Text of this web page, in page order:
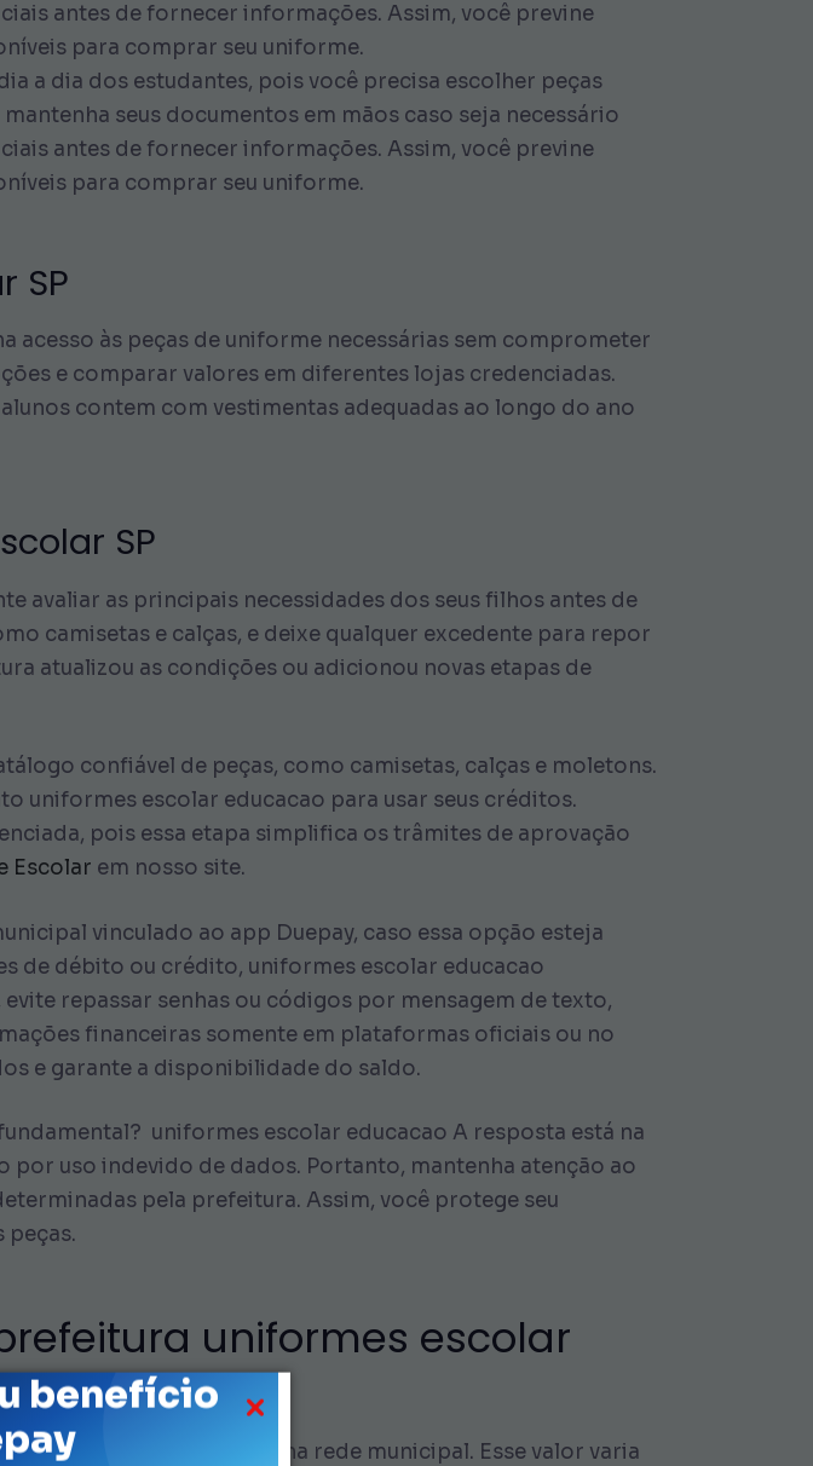
benefício
antes de fornecer informações. Assim, você previne
para comprar seu uniforme.
a dia dos estudantes, pois você precisa escolher peças
seus documentos em mãos caso seja necessário
antes de fornecer informações. Assim, você previne
para comprar seu uniforme.
SP
acesso às peças de uniforme necessárias sem comprometer
e comparar valores em diferentes lojas credenciadas.
contem com vestimentas adequadas ao longo do ano
SP
avaliar as principais necessidades dos seus filhos antes de
camisetas e calças, e deixe qualquer excedente para repor
atualizou as condições ou adicionou novas etapas de
confiável de peças, como camisetas, calças e moletons.
uniformes escolar educacao para usar seus créditos.
pois essa etapa simplifica os trâmites de aprovação
Escolar em nosso site.
vinculado ao app Duepay, caso essa opção esteja
de débito ou crédito, uniformes escolar educacao
repassar senhas ou códigos por mensagem de texto,
financeiras somente em plataformas oficiais ou no
e garante a disponibilidade do saldo.
uniformes escolar educacao A resposta está na
uso indevido de dados. Portanto, mantenha atenção ao
pela prefeitura. Assim, você protege seu
peças.
uniformes escolar
estudante matriculado na rede municipal. Esse valor varia